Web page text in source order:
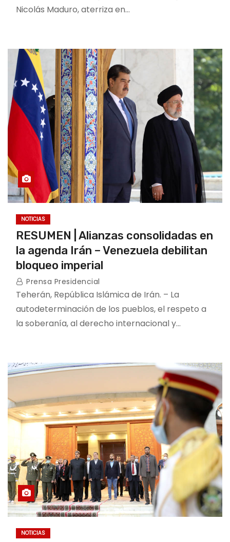
Nicolás Maduro, aterriza en…
NOTICIAS
RESUMEN | Alianzas consolidadas en
la agenda Irán – Venezuela debilitan
bloqueo imperial
Prensa Presidencial
Teherán, República Islámica de Irán. – La
autodeterminación de los pueblos, el respeto a
la soberanía, al derecho internacional y…
NOTICIAS